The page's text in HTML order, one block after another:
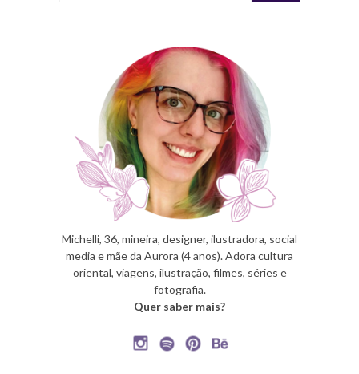
Michelli, 36, mineira, designer, ilustradora, social
media e mãe da Aurora (4 anos). Adora cultura
oriental, viagens, ilustração, filmes, séries e
fotografia.
Quer saber mais?